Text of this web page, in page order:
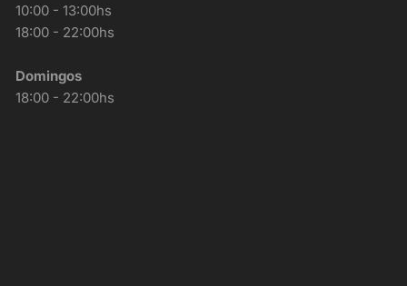
10:00 - 13:00hs
18:00 - 22:00hs
Domingos
18:00 - 22:00hs